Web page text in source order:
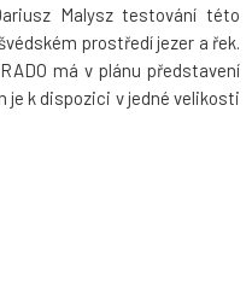
Malysz testování této
prostředí jezer a řek.
má v plánu představení
je k dispozici v jedné velikosti